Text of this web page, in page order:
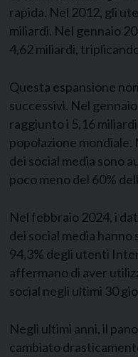
rapida. Nel 2012, gli
miliardi. Nel gennaio
4,62 miliardi,
Questa espansione
successivi. Nel
raggiunto i 5,16
popolazione
dei social media sono
poco meno del 60%
Nel febbraio 2024, i
dei social media hanno
94,3% degli utenti
affermano di aver
social negli ultimi 30
Negli ultimi anni, il
cambiato